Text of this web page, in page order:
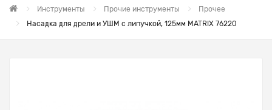
Инструменты Прочие инструменты
Прочее
Насадка для дрели и УШМ с липучкой, 125мм MATRIX 76220